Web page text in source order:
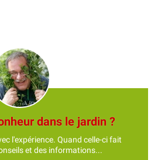
dans le jardin ?
l'expérience. Quand celle-ci fait
et des informations...